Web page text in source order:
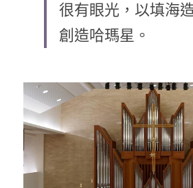
成長部落格
解惑之窗
母語葡萄園
神學淺說
信仰生活
奉獻支持
很有眼光，以填海
創造哈瑪星。